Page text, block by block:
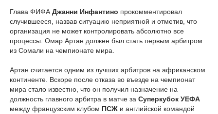
Глава ФИФА Джанни Инфантино прокомментировал
случившееся, назвав ситуацию неприятной и отметив, что
организация не может контролировать абсолютно все
процессы. Омар Артан должен был стать первым арбитром
из Сомали на чемпионате мира.
Артан считается одним из лучших арбитров на африканском
континенте. Вскоре после отказа во въезде на чемпионат
мира стало известно, что он получил назначение на
должность главного арбитра в матче за Суперкубок УЕФА
между французским клубом ПСЖ и английской командой